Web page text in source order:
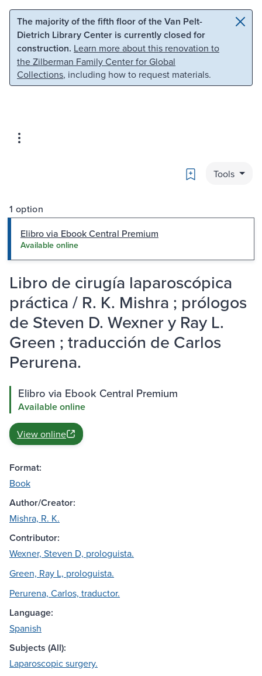
Skip to main content Skip to search
The majority of the fifth floor of the Van Pelt-
Dietrich Library Center is currently closed for
construction. Learn more about this renovation to
the Zilberman Family Center for Global
Collections, including how to request materials.
Bookmark
Tools
1 option
Elibro via Ebook Central Premium
Available online
Libro de cirugía laparoscópica
práctica / R. K. Mishra ; prólogos
de Steven D. Wexner y Ray L.
Green ; traducción de Carlos
Perurena.
Elibro via Ebook Central Premium
Available online
View online
Format:
Book
Author/Creator:
Mishra, R. K.
Contributor:
Wexner, Steven D, prologuista.
Green, Ray L, prologuista.
Perurena, Carlos, traductor.
Language:
Spanish
Subjects (All):
Laparoscopic surgery.